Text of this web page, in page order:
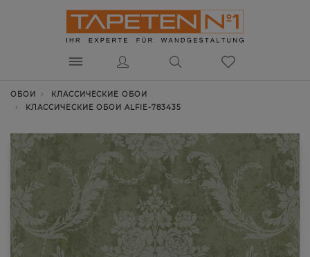
ОБОИ
КЛАССИЧЕСКИЕ ОБОИ
КЛАССИЧЕСКИЕ ОБОИ ALFIE-783435